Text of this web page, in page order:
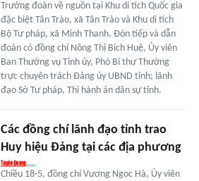
Trưởng đoàn về nguồn tại Khu di tích Quốc gia
đặc biệt Tân Trào, xã Tân Trào và Khu di tích
Bộ Tư pháp, xã Minh Thanh. Đón tiếp và dẫn
đoàn có đồng chí Nông Thị Bích Huệ, Ủy viên
Ban Thường vụ Tỉnh ủy, Phó Bí thư Thường
trực chuyên trách Đảng ủy UBND tỉnh; lãnh
đạo Sở Tư pháp, Thi hành án dân sự tỉnh.
Các đồng chí lãnh đạo tỉnh trao
Huy hiệu Đảng tại các địa phương
Chiều 18-5, đồng chí Vương Ngọc Hà, Ủy viên